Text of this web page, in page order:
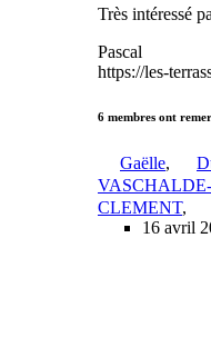
Très intéressé
Pascal
https://les-
6 membres ont
Gaëlle,
CLEMENT,
16 avril